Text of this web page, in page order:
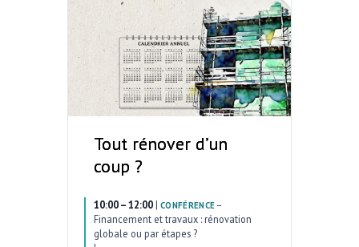
Tout rénover d’un
coup ?
10:00 – 12:00 | CONFÉRENCE –
Financement et travaux : rénovation
globale ou par étapes ?